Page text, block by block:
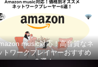
music対応！高音質なネ
トワークプレイヤーおすすめ
６選！